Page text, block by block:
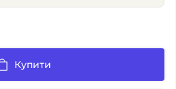
Купити